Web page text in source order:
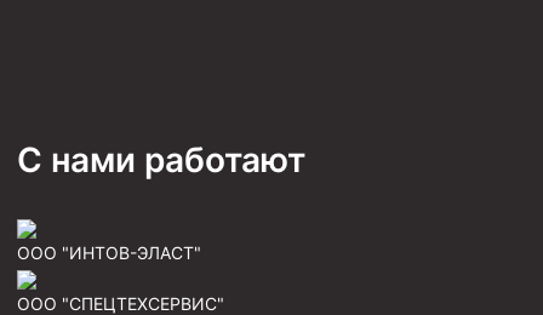
Быстроразъёмные соединения (БРС)
Рукава буровые
Стропы канатные ВК
Стропы канатные
С нами работают
ООО "ИНТОВ-ЭЛАСТ"
ООО "СПЕЦТЕХСЕРВИС"